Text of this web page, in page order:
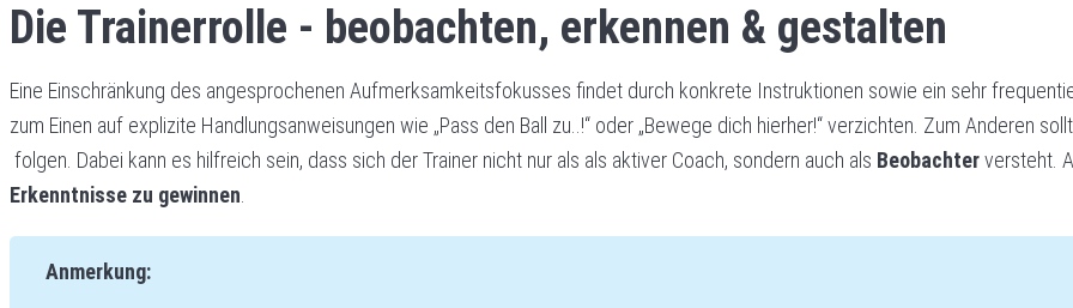
Die Trainerrolle - beobachten, erkennen & gestalten
Eine Einschränkung des angesprochenen Aufmerksamkeitsfokusses findet durch konkrete Instruktionen sowie ein sehr
zum Einen auf explizite Handlungsanweisungen wie „Pass den Ball zu..!“ oder „Bewege dich hierher!“ verzichten. Zum Anderen
folgen. Dabei kann es hilfreich sein, dass sich der Trainer nicht nur als als aktiver Coach, sondern auch als Beobachterversteht.
Erkenntnisse zu gewinnen
Anmerkung: